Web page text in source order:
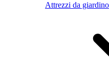
Attrezzi da giardino